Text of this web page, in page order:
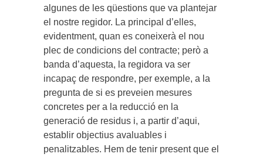
algunes de les qüestions que va plantejar
el nostre regidor. La principal d’elles,
evidentment, quan es coneixerà el nou
plec de condicions del contracte; però a
banda d’aquesta, la regidora va ser
incapaç de respondre, per exemple, a la
pregunta de si es preveien mesures
concretes per a la reducció en la
generació de residus i, a partir d’aqui,
establir objectius avaluables i
penalitzables. Hem de tenir present que el